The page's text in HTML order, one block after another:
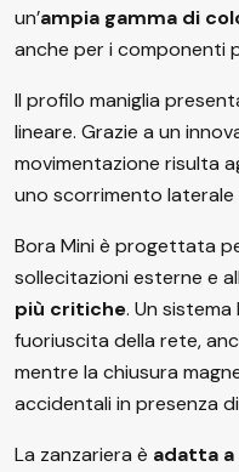
un’ampia gamma di
anche per i componenti
Il profilo maniglia
lineare. Grazie a un
movimentazione risulta
uno scorrimento laterale
Bora Mini è progettata
sollecitazioni esterne e
più critiche. Un
fuoriuscita della rete,
mentre la chiusura
accidentali in presenza
La zanzariera è adatta